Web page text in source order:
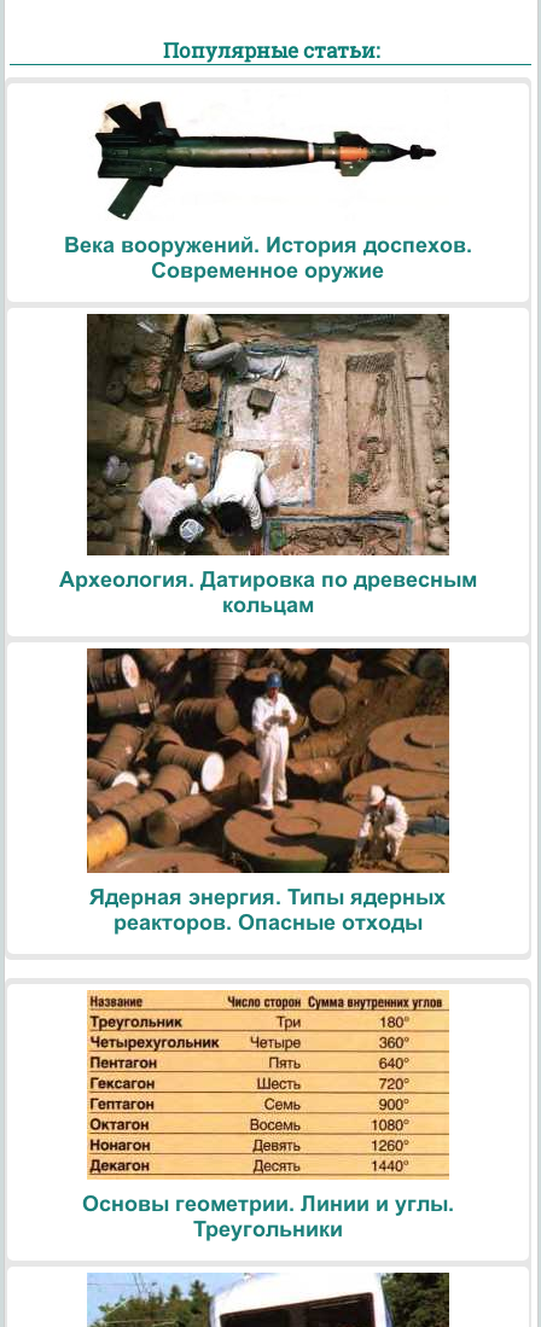
Популярные статьи:
Века вооружений. История доспехов.
Современное оружие
Археология. Датировка по древесным
кольцам
Ядерная энергия. Типы ядерных
реакторов. Опасные отходы
Основы геометрии. Линии и углы.
Треугольники